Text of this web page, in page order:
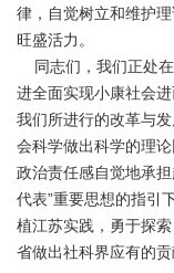
律，自觉树立和维护
旺盛活力。
同志们，我们正处在
进全面实现小康社会
我们所进行的改革与
会科学做出科学的理
政治责任感自觉地承
代表”重要思想的指引
植江苏实践，勇于探
省做出社科界应有的贡